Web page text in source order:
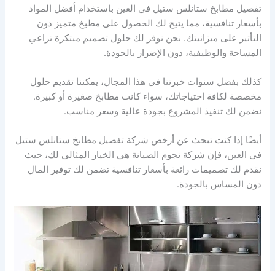
تفصيل مطابخ ستانلس ستيل في العين باستخدام أفضل المواد
بأسعار تنافسية، مما يتيح لك الحصول على مطبخ متميز دون
التأثير على ميزانيتك. نحن نوفر لك حلول تصميم مبتكرة تراعي
المساحة والوظيفية، دون الإضرار بالجودة.
كذلك بفضل سنوات خبرتنا في هذا المجال، يمكننا تقديم حلول
مخصصة لكافة احتياجاتك، سواء كانت مطابخ صغيرة أو كبيرة.
نضمن لك تنفيذ المشروع بجودة عالية وسعر مناسب.
أيضًا إذا كنت تبحث عن أرخص شركة تفصيل مطابخ ستانلس ستيل
في العين، فإن شركة نجوم الصيانة هي الخيار المثالي لك، حيث
نقدم لك تصميمات رائعة بأسعار تنافسية تضمن لك توفير المال
دون المساس بالجودة.